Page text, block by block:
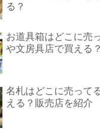
る？
お道具箱はどこに売
や文房具店で買える
名札はどこに売って
える？販売店を紹介